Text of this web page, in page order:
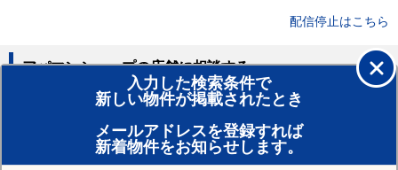
配信停止はこちら
入力した検索条件で
新しい物件が掲載されたとき
メールアドレスを登録すれば
新着物件をお知らせします。
アパマンショップの店舗に相談する
賃貸のプロがお部屋探し！
おまかせ物件リクエスト